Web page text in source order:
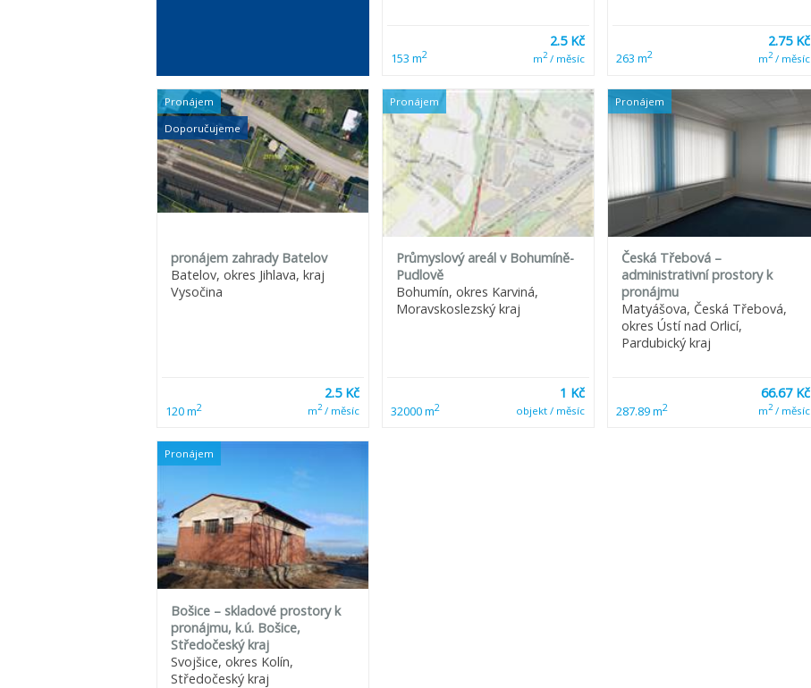
153 m2
2.5 Kč
m2/ měsíc 263 m2
2.75 Kč
m2/ měsíc
Pronájem
Doporučujeme
pronájem zahrady Batelov
Batelov, okres Jihlava, kraj
Vysočina
120 m2
2.5 Kč
m2/ měsíc
Pronájem
Průmyslový areál v Bohumíně-
Pudlově
Bohumín, okres Karviná,
Moravskoslezský kraj
32000 m2
1 Kč
objekt / měsíc
Pronájem
Česká Třebová –
administrativní prostory k
pronájmu
Matyášova, Česká Třebová,
okres Ústí nad Orlicí,
Pardubický kraj
287.89 m2
66.67 Kč
m2/ měsíc
Pronájem
Bošice – skladové prostory k
pronájmu, k.ú. Bošice,
Středočeský kraj
Svojšice, okres Kolín,
Středočeský kraj